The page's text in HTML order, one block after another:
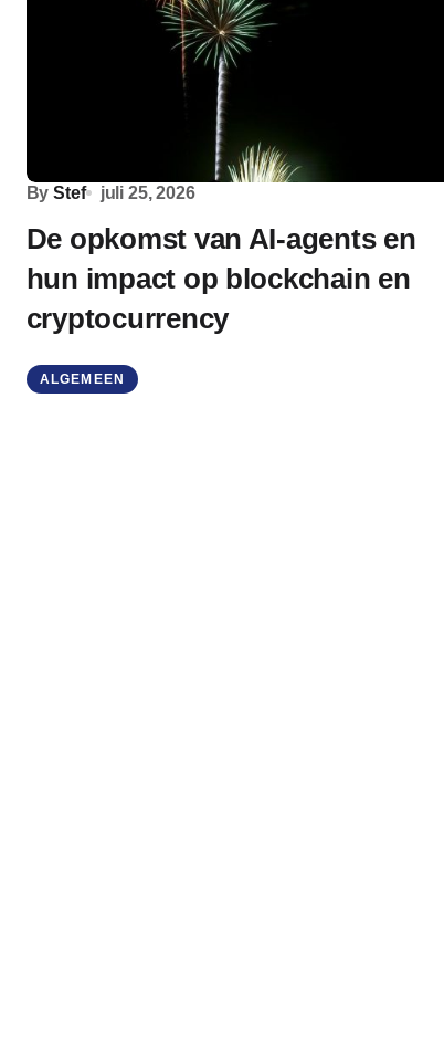
By Stef juli 25, 2026
De opkomst van AI-agents en
hun impact op blockchain en
cryptocurrency
ALGEMEEN